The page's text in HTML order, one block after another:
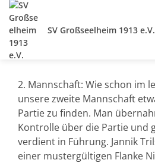
SV Großseelheim 1913 e.V.
2. Mannschaft: Wie schon im
unsere zweite Mannschaft
Partie zu finden. Man
Kontrolle über die Partie und
verdient in Führung. Jannik
einer mustergültigen Flanke